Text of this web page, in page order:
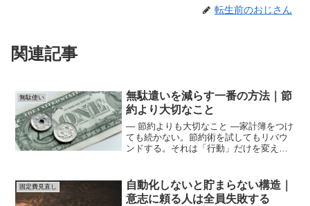
転生前のおじさん
関連記事
無駄使い
無駄遣いを減らす一番の方法｜節
約より大切なこと
― 節約よりも大切なこと ―家計簿をつけ
ても続かない。節約術を試してもリバウ
ンドする。それは「行動」だけを変えよ
はシンプル。・衝動の前に3分待つ・今の
感情を書き出す・1...
固定費見直し
自動化しないと貯まらない構造｜
意志に頼る人は全員失敗する